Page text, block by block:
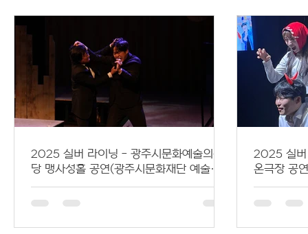
2025 실버 라이닝 - 광주시문화예술의전
당 맹사성홀 공연(광주시문화재단 예술지
원사업 GAJA 선정작)
2025 실버
온극장 공